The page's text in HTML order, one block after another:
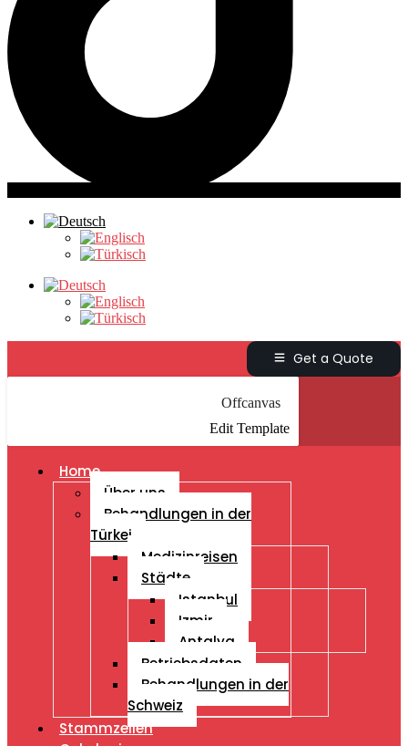
Get a Quote
Offcanvas
Edit Template
Home
Über uns
Behandlungen in der
Türkei
Medizinreisen
Städte
Istanbul
Izmir
Antalya
Betriebsdaten
Behandlungen in der
Schweiz
Stammzellen